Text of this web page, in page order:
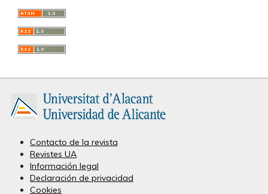
Contacto de la revista
Revistes UA
Información legal
Declaración de privacidad
Cookies